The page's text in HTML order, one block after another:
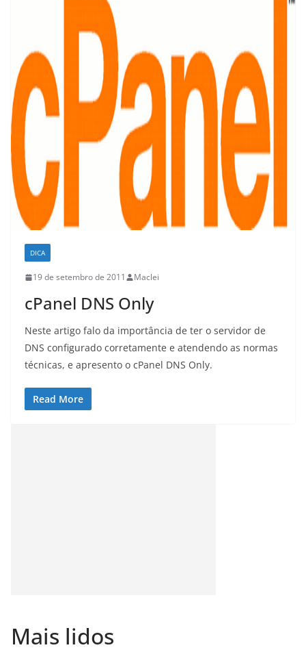
DICA
19 de setembro de 2011 Maclei
cPanel DNS Only
Neste artigo falo da importância de ter o servidor de
DNS configurado corretamente e atendendo as normas
técnicas, e apresento o cPanel DNS Only.
Read More
Mais lidos